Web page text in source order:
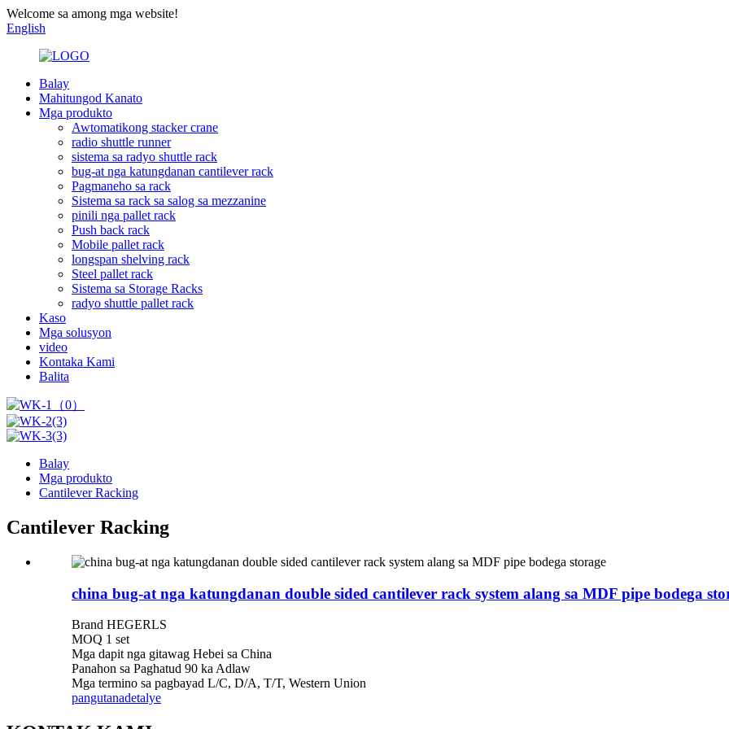
Welcome sa among mga website!
English
Balay
Mahitungod Kanato
Mga produkto
Awtomatikong stacker crane
radio shuttle runner
sistema sa radyo shuttle rack
bug-at nga katungdanan cantilever rack
Pagmaneho sa rack
Sistema sa rack sa salog sa mezzanine
pinili nga pallet rack
Push back rack
Mobile pallet rack
longspan shelving rack
Steel pallet rack
Sistema sa Storage Racks
radyo shuttle pallet rack
Kaso
Mga solusyon
video
Kontaka Kami
Balita
Balay
Mga produkto
Cantilever Racking
Cantilever Racking
china bug-at nga katungdanan double sided cantilever rack system alang sa MDF pipe bodega
Brand HEGERLS
MOQ 1 set
Mga dapit nga gitawag Hebei sa China
Panahon sa Paghatud 90 ka Adlaw
Mga termino sa pagbayad L/C, D/A, T/T, Western Union
pangutanadetalye